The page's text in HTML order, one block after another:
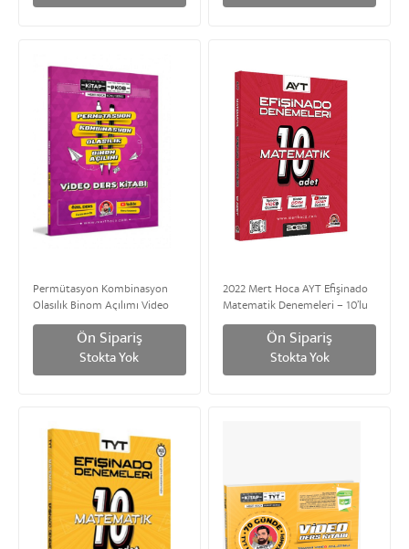
Permütasyon Kombinasyon
Olasılık Binom Açılımı Video
Ders Kitabı Mert Hoca Yayınları
Ön Sipariş
Stokta Yok
2022 Mert Hoca AYT Efişinado
Matematik Denemeleri – 10’lu
Deneme | Mert Hoca Yayınları
Ön Sipariş
Stokta Yok